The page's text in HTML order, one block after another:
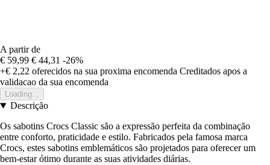
A partir de
€ 59,99 € 44,31 -26%
+€ 2,22 oferecidos na sua proxima encomenda Creditados apos a
validacao da sua encomenda
Loading...
Descrição
Os sabotins Crocs Classic são a expressão perfeita da combinação
entre conforto, praticidade e estilo. Fabricados pela famosa marca
Crocs, estes sabotins emblemáticos são projetados para oferecer um
bem-estar ótimo durante as suas atividades diárias.